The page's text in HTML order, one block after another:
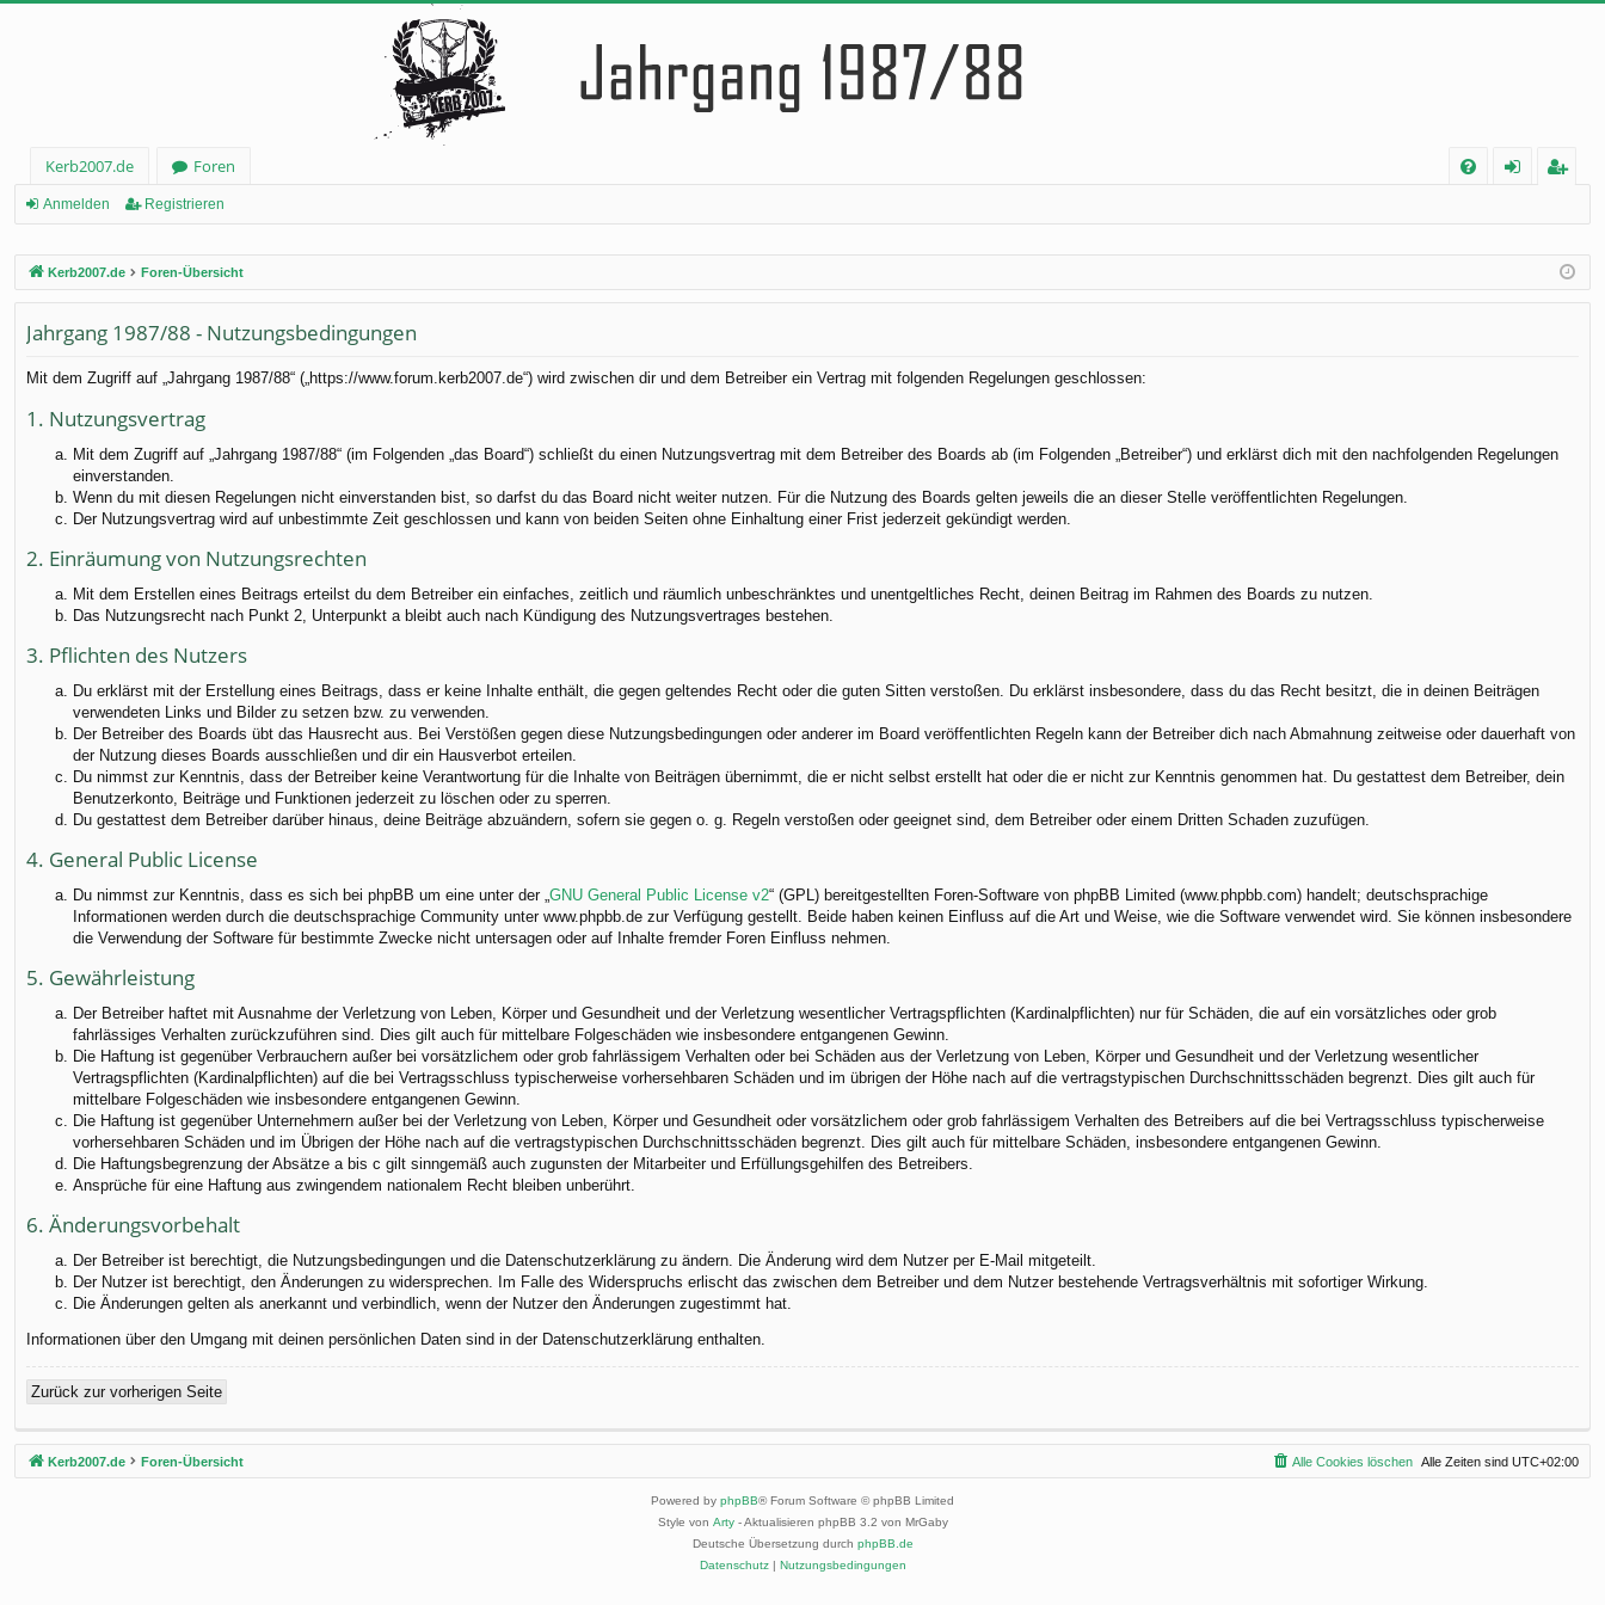
Kerb2007.de
Foren
rie
Anmelden Registrieren
Kerb2007.de Foren-Übersicht
Jahrgang 1987/88 - Nutzungsbedingungen
Mit dem Zugriff auf „Jahrgang 1987/88“ („https://www.forum.kerb2007.de“) wird zwischen dir und dem Betreiber ein Vertrag mit folgenden Regelungen geschlossen:
1. Nutzungsvertrag
Mit dem Zugriff auf „Jahrgang 1987/88“ (im Folgenden „das Board“) schließt du einen Nutzungsvertrag mit dem Betreiber des Boards ab (im Folgenden „Betreiber“) und erklärst dich mit den nachfolgenden Regelungen
einverstanden.
Wenn du mit diesen Regelungen nicht einverstanden bist, so darfst du das Board nicht weiter nutzen. Für die Nutzung des Boards gelten jeweils die an dieser Stelle veröffentlichten Regelungen.
Der Nutzungsvertrag wird auf unbestimmte Zeit geschlossen und kann von beiden Seiten ohne Einhaltung einer Frist jederzeit gekündigt werden.
2. Einräumung von Nutzungsrechten
Mit dem Erstellen eines Beitrags erteilst du dem Betreiber ein einfaches, zeitlich und räumlich unbeschränktes und unentgeltliches Recht, deinen Beitrag im Rahmen des Boards zu nutzen.
Das Nutzungsrecht nach Punkt 2, Unterpunkt a bleibt auch nach Kündigung des Nutzungsvertrages bestehen.
3. Pflichten des Nutzers
Du erklärst mit der Erstellung eines Beitrags, dass er keine Inhalte enthält, die gegen geltendes Recht oder die guten Sitten verstoßen. Du erklärst insbesondere, dass du das Recht besitzt, die in deinen Beiträgen
verwendeten Links und Bilder zu setzen bzw. zu verwenden.
Der Betreiber des Boards übt das Hausrecht aus. Bei Verstößen gegen diese Nutzungsbedingungen oder anderer im Board veröffentlichten Regeln kann der Betreiber dich nach Abmahnung zeitweise oder dauerhaft von
der Nutzung dieses Boards ausschließen und dir ein Hausverbot erteilen.
Du nimmst zur Kenntnis, dass der Betreiber keine Verantwortung für die Inhalte von Beiträgen übernimmt, die er nicht selbst erstellt hat oder die er nicht zur Kenntnis genommen hat. Du gestattest dem Betreiber, dein
Benutzerkonto, Beiträge und Funktionen jederzeit zu löschen oder zu sperren.
Du gestattest dem Betreiber darüber hinaus, deine Beiträge abzuändern, sofern sie gegen o. g. Regeln verstoßen oder geeignet sind, dem Betreiber oder einem Dritten Schaden zuzufügen.
4. General Public License
Du nimmst zur Kenntnis, dass es sich bei phpBB um eine unter der „GNU General Public License v2“ (GPL) bereitgestellten Foren-Software von phpBB Limited (www.phpbb.com) handelt; deutschsprachige
Informationen werden durch die deutschsprachige Community unter www.phpbb.de zur Verfügung gestellt. Beide haben keinen Einfluss auf die Art und Weise, wie die Software verwendet wird. Sie können insbesondere
die Verwendung der Software für bestimmte Zwecke nicht untersagen oder auf Inhalte fremder Foren Einfluss nehmen.
5. Gewährleistung
Der Betreiber haftet mit Ausnahme der Verletzung von Leben, Körper und Gesundheit und der Verletzung wesentlicher Vertragspflichten (Kardinalpflichten) nur für Schäden, die auf ein vorsätzliches oder grob
fahrlässiges Verhalten zurückzuführen sind. Dies gilt auch für mittelbare Folgeschäden wie insbesondere entgangenen Gewinn.
Die Haftung ist gegenüber Verbrauchern außer bei vorsätzlichem oder grob fahrlässigem Verhalten oder bei Schäden aus der Verletzung von Leben, Körper und Gesundheit und der Verletzung wesentlicher
Vertragspflichten (Kardinalpflichten) auf die bei Vertragsschluss typischerweise vorhersehbaren Schäden und im übrigen der Höhe nach auf die vertragstypischen Durchschnittsschäden begrenzt. Dies gilt auch für
mittelbare Folgeschäden wie insbesondere entgangenen Gewinn.
Die Haftung ist gegenüber Unternehmern außer bei der Verletzung von Leben, Körper und Gesundheit oder vorsätzlichem oder grob fahrlässigem Verhalten des Betreibers auf die bei Vertragsschluss typischerweise
vorhersehbaren Schäden und im Übrigen der Höhe nach auf die vertragstypischen Durchschnittsschäden begrenzt. Dies gilt auch für mittelbare Schäden, insbesondere entgangenen Gewinn.
Die Haftungsbegrenzung der Absätze a bis c gilt sinngemäß auch zugunsten der Mitarbeiter und Erfüllungsgehilfen des Betreibers.
Ansprüche für eine Haftung aus zwingendem nationalem Recht bleiben unberührt.
6. Änderungsvorbehalt
Der Betreiber ist berechtigt, die Nutzungsbedingungen und die Datenschutzerklärung zu ändern. Die Änderung wird dem Nutzer per E-Mail mitgeteilt.
Der Nutzer ist berechtigt, den Änderungen zu widersprechen. Im Falle des Widerspruchs erlischt das zwischen dem Betreiber und dem Nutzer bestehende Vertragsverhältnis mit sofortiger Wirkung.
Die Änderungen gelten als anerkannt und verbindlich, wenn der Nutzer den Änderungen zugestimmt hat.
Informationen über den Umgang mit deinen persönlichen Daten sind in der Datenschutzerklärung enthalten.
Zurück zur vorherigen Seite
Kerb2007.de Foren-Übersicht Alle Zeiten sind UTC+02:00
Alle Cookies löschen
Powered by phpBB® Forum Software © phpBB Limited
Style von Arty- Aktualisieren phpBB 3.2 von MrGaby
Deutsche Übersetzung durch phpBB.de
Datenschutz| Nutzungsbedingungen